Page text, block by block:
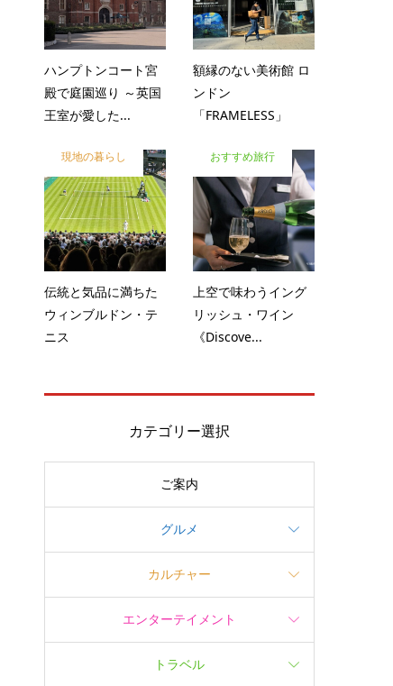
ハンプトンコート宮
殿で庭園巡り ～英国
王室が愛した...
額縁のない美術館 ロ
ンドン
「FRAMELESS」
現地の暮らし
伝統と気品に満ちた
ウィンブルドン・テ
ニス
おすすめ旅行
上空で味わうイング
リッシュ・ワイン
《Discove...
カテゴリー選択
ご案内
グルメ
カルチャー
エンターテイメント
トラベル